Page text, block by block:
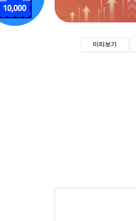
미리보기